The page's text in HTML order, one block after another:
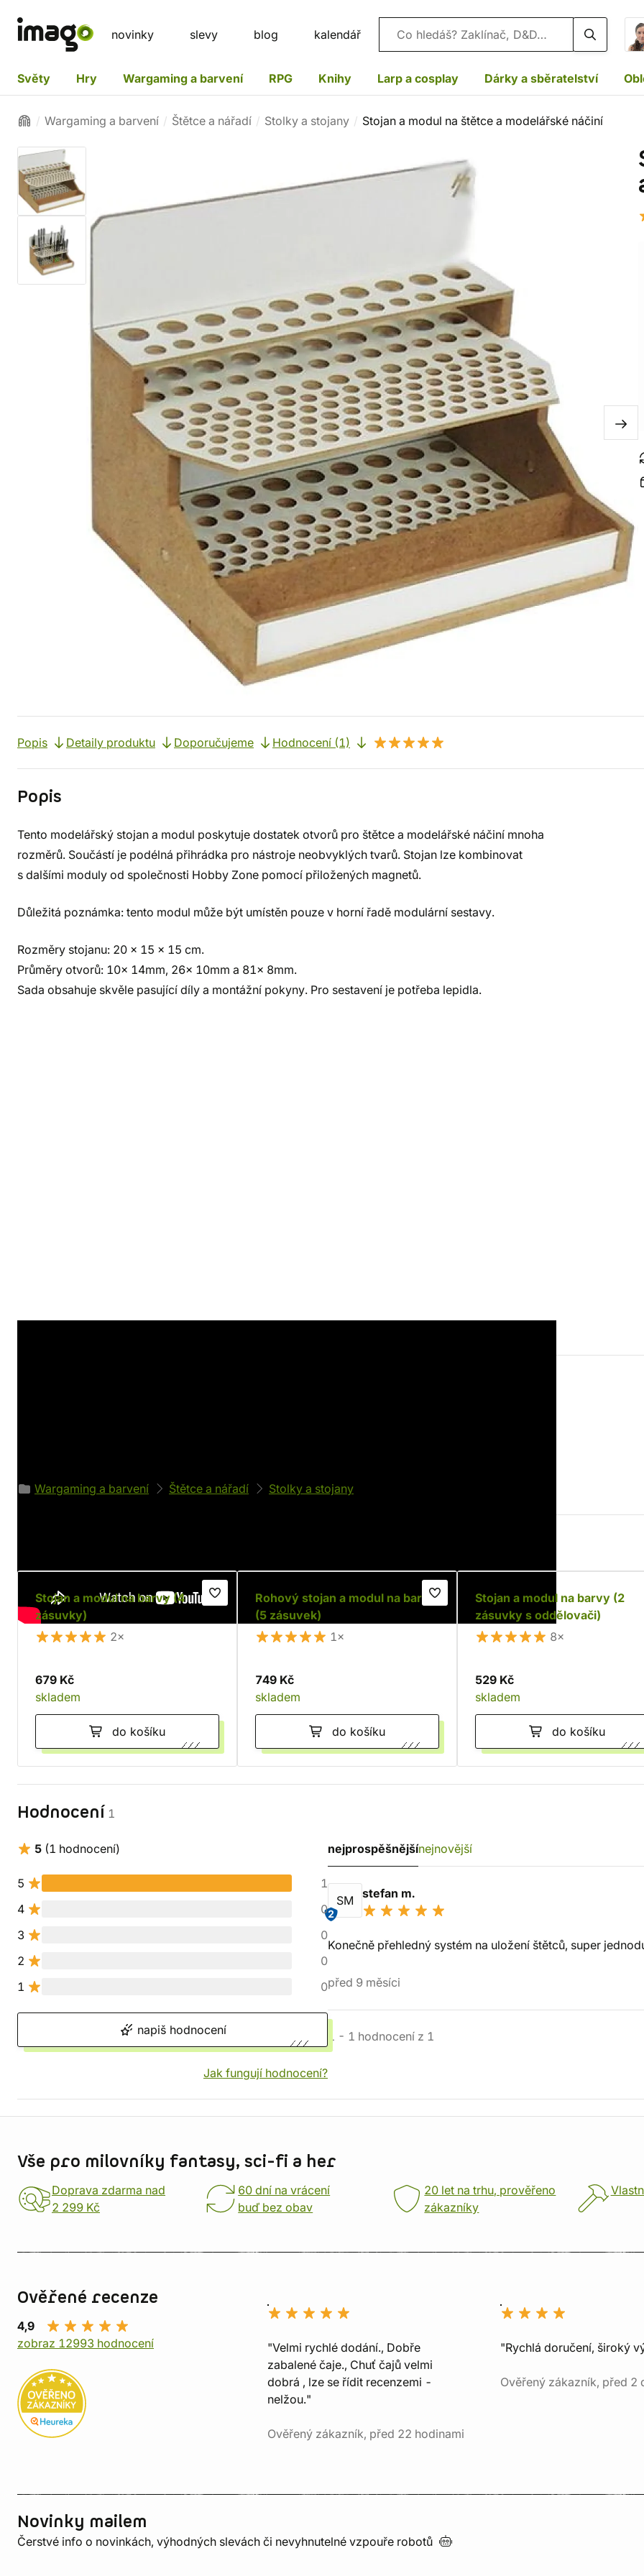
novinky slevy blog kalendář Vyhledávání
Světy Hry Wargaming a barvení RPG Knihy Larp a cosplay Dárky a sběratelství
Wargaming a barvení Štětce a nářadí Stolky a stojany Stojan a modul na štětce a modelářské náčiní
Popis Detaily produktu Doporučujeme Hodnocení (1)
Popis
Tento modelářský stojan a modul poskytuje dostatek otvorů pro štětce a modelářské náčiní mnoha
rozměrů. Součástí je podélná přihrádka pro nástroje neobvyklých tvarů. Stojan lze kombinovat
s dalšími moduly od společnosti Hobby Zone pomocí přiložených magnetů.
Důležitá poznámka: tento modul může být umístěn pouze v horní řadě modulární sestavy.
Rozměry stojanu: 20 x 15 x 15 cm.
Průměry otvorů: 10x 14mm, 26x 10mm a 81x 8mm.
Sada obsahuje skvěle pasující díly a montážní pokyny. Pro sestavení je potřeba lepidla.
Wargaming a barvení
Štětce a nářadí Stolky a stojany
Stojan a modul na barvy (4
zásuvky)
2×
679 Kč
skladem
do košíku
Rohový stojan a modul na barvy
(5 zásuvek)
1×
749 Kč
skladem
do košíku
Stojan a modul na barvy (2
zásuvky s oddělovači)
8×
529 Kč
skladem
do košíku
Hodnocení 1
5 (1 hodnocení)
5
1
4
0
3
0
2
0
1
0
napiš hodnocení
Jak fungují hodnocení?
nejprospěšnějšínejnovější
SM
2
stefan m.
Konečně přehledný systém na uložení štětců, super
před 9 měsíci
1 - 1 hodnocení z 1
Vše pro milovníky fantasy, sci-fi a her
Doprava zdarma nad
2 299 Kč
60 dní na vrácení
buď bez obav
20 let na trhu, prověřeno
zákazníky
Ověřené recenze
4,9
zobraz 12993 hodnocení
"Velmi rychlé dodání., Dobře
zabalené čaje., Chuť čajů velmi
dobrá , lze se řídit recenzemi -
nelžou."
Ověřený zákazník, před 22 hodinami
"Rychlá doručení, široký
Ověřený zákazník, před 2
Novinky mailem
Čerstvé info o novinkách, výhodných slevách či nevyhnutelné vzpouře robotů